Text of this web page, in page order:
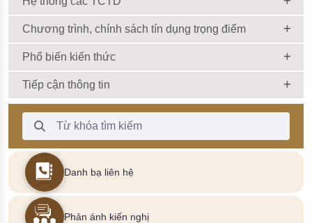
Chương trình, chính sách tín dụng trọng điểm
Phổ biến kiến thức
Tiếp cận thông tin
Thanh Tìm kiếm
Danh bạ liên hệ
Phản ánh kiến nghị